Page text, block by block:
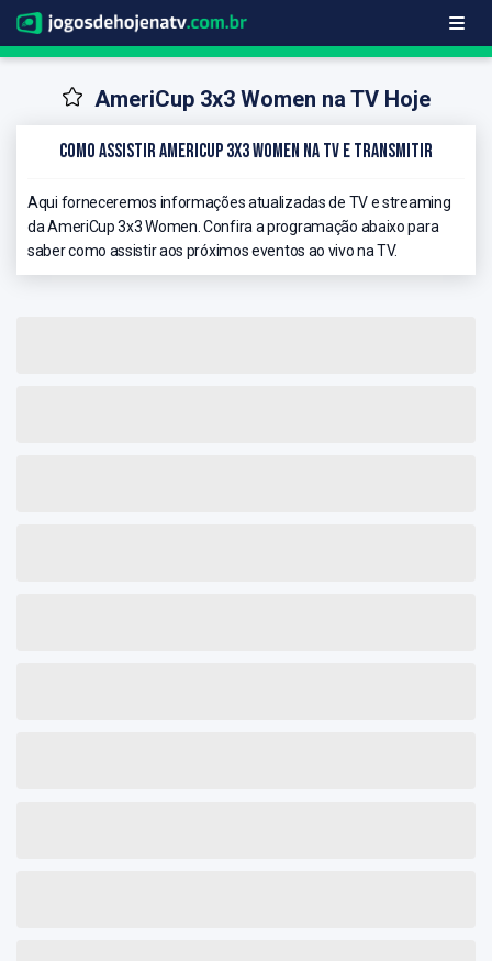
AmeriCup 3x3 Women na TV Hoje
Como Assistir AmeriCup 3x3 Women na TV e Transmitir
Aqui forneceremos informações atualizadas de TV e streaming
da AmeriCup 3x3 Women. Confira a programação abaixo para
saber como assistir aos próximos eventos ao vivo na TV.